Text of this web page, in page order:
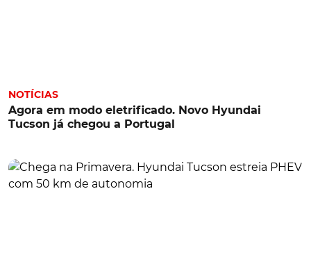
NOTÍCIAS
Agora em modo eletrificado. Novo Hyundai
Tucson já chegou a Portugal